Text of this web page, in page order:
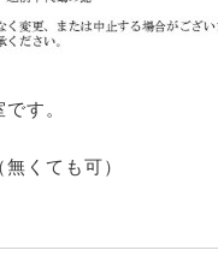
す。
くても可）